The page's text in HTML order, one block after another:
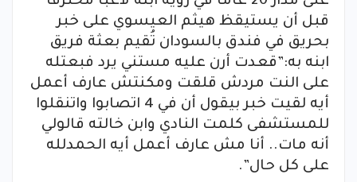
قبل أن يستيقظ هيثم العيسوي على خبر
بحريق في فندق بالسودان تُقيم بعثة فريق
ابنه به:”قعدت أرن عليه مستني يرد فبعتله
على النت مردش قلقت ومكنتش عارف أعمل
أيه لقيت خبر بيقول أن في 4 اتصابوا واتنقلوا
للمستشفى كلمت النادي وابن خالته قالولي
أنه مات.. أنا مش عارف أعمل أيه الحمدلله
على كل حال”.